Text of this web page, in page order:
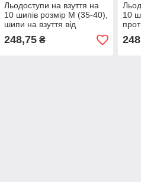
Льодоступи на взуття на
10 шипів розмір M (35-40),
шипи на взуття від
ожеледиці | ледоступы на
обувь
248,75₴
10